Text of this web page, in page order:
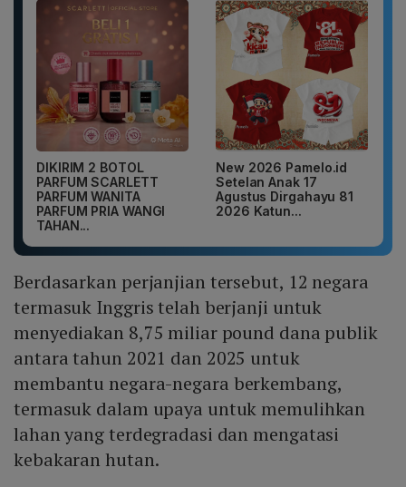
DIKIRIM 2 BOTOL
PARFUM SCARLETT
PARFUM WANITA
PARFUM PRIA WANGI
TAHAN...
New 2026 Pamelo.id
Setelan Anak 17
Agustus Dirgahayu 81
2026 Katun...
Berdasarkan perjanjian tersebut, 12 negara
termasuk Inggris telah berjanji untuk
menyediakan 8,75 miliar pound dana publik
antara tahun 2021 dan 2025 untuk
membantu negara-negara berkembang,
termasuk dalam upaya untuk memulihkan
lahan yang terdegradasi dan mengatasi
kebakaran hutan.